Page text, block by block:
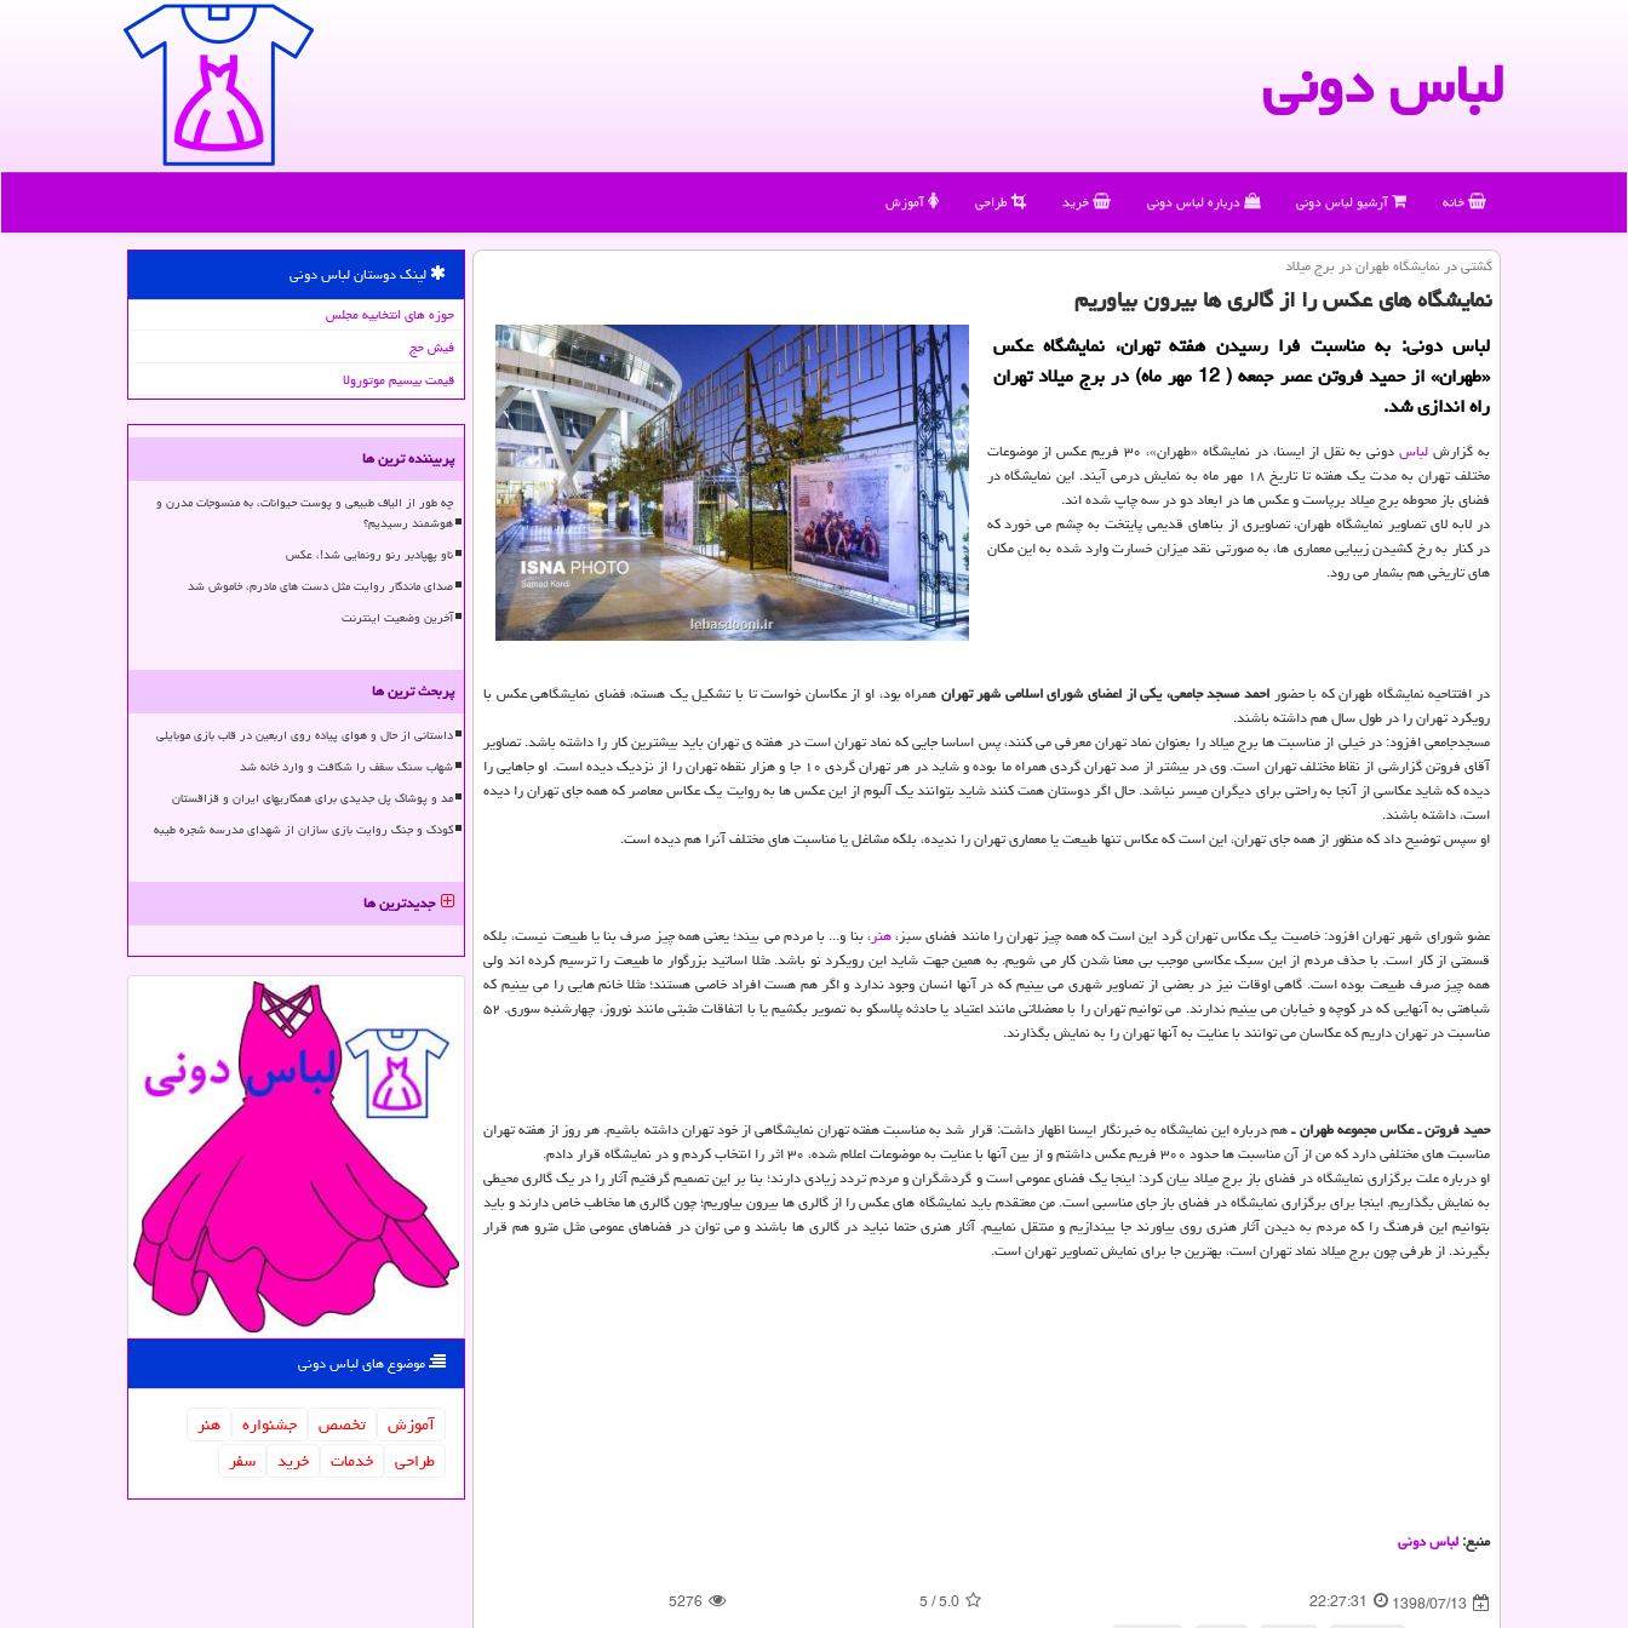
لباس دونی
خانه آرشیو لباس دونی درباره لباس دونی خرید طراحی آموزش
گشتی در نمایشگاه طهران در برج میلاد
نمایشگاه های عكس را از گالری ها بیرون بیاوریم
لباس دونی: به مناسبت فرا رسیدن هفته تهران، نمایشگاه عكس
«طهران» از حمید فروتن عصر جمعه ( 12 مهر ماه) در برج میلاد تهران
راه اندازی شد.
به گزارشلباس
دونی به نقل از ایسنا، در نمایشگاه «طهران»، ۳۰ فریم عكس از موضوعات
مختلف تهران به مدت یك هفته تا تاریخ ۱۸ مهر ماه به نمایش درمی آیند. این نمایشگاه در
فضای باز محوطه برج میلاد برپاست و عكس ها در ابعاد دو در سه چاپ شده اند.
در لابه لای تصاویر نمایشگاه طهران، تصاویری از بناهای قدیمی پایتخت به چشم می خورد كه
در كنار به رخ كشیدن زیبایی معماری ها، به صورتی نقد میزان خسارت وارد شده به این مكان
های تاریخی هم بشمار می رود.
در افتتاحیه نمایشگاه طهران كه با حضوراحمد مسجد جامعی، یكی از اعضای شورای اسلامی شهر تهرانهمراه بود، او از عكاسان خواست تا با تشكیل یك هسته، فضای نمایشگاهی عكس با
رویكرد تهران را در طول سال هم داشته باشند.
مسجدجامعی افزود: در خیلی از مناسبت ها برج میلاد را بعنوان نماد تهران معرفی می كنند، پس اساسا جایی كه نماد تهران است در هفته ی تهران باید بیشترین كار را داشته باشد. تصاویر
آقای فروتن گزارشی از نقاط مختلف تهران است. وی در بیشتر از صد تهران گردی همراه ما بوده و شاید در هر تهران گردی ۱۰ جا و هزار نقطه تهران را از نزدیك دیده است. او جاهایی را
دیده كه شاید عكاسی از آنجا به راحتی برای دیگران میسر نباشد. حال اگر دوستان همت كنند شاید بتوانند یك آلبوم از این عكس ها به روایت یك عكاس معاصر كه همه جای تهران را دیده
است، داشته باشند.
او سپس توضیح داد كه منظور از همه جای تهران، این است كه عكاس تنها طبیعت یا معماری تهران را ندیده، بلكه مشاغل یا مناسبت های مختلف آنرا هم دیده است.
عضو شورای شهر تهران افزود: خاصیت یك عكاس تهران گرد این است كه همه چیز تهران را مانند فضای سبز،هنر، بنا و... با مردم می بیند؛ یعنی همه چیز صرف بنا یا طبیعت نیست، بلكه
قسمتی از كار است. با حذف مردم از این سبك عكاسی موجب بی معنا شدن كار می شویم. به همین جهت شاید این رویكرد نو باشد. مثلا اساتید بزرگوار ما طبیعت را ترسیم كرده اند ولی
همه چیز صرف طبیعت بوده است. گاهی اوقات نیز در بعضی از تصاویر شهری می بینیم كه در آنها انسان وجود ندارد و اگر هم هست افراد خاصی هستند؛ مثلا خانم هایی را می بینیم كه
شباهتی به آنهایی كه در كوچه و خیابان می بینیم ندارند. می توانیم تهران را با معضلاتی مانند اعتیاد یا حادثه پلاسكو به تصویر بكشیم یا با اتفاقات مثبتی مانند نوروز، چهارشنبه سوری. ۵۲
مناسبت در تهران داریم كه عكاسان می توانند با عنایت به آنها تهران را به نمایش بگذارند.
حمید فروتن ـ عكاس مجموعه طهران ـهم درباره این نمایشگاه به خبرنگار ایسنا اظهار داشت: قرار شد به مناسبت هفته تهران نمایشگاهی از خود تهران داشته باشیم. هر روز از هفته تهران
مناسبت های مختلفی دارد كه من از آن مناسبت ها حدود ۳۰۰ فریم عكس داشتم و از بین آنها با عنایت به موضوعات اعلام شده، ۳۰ اثر را انتخاب كردم و در نمایشگاه قرار دادم.
او درباره علت برگزاری نمایشگاه در فضای باز برج میلاد بیان كرد: اینجا یك فضای عمومی است و گردشگران و مردم تردد زیادی دارند؛ بنا بر این تصمیم گرفتیم آثار را در یك گالری محیطی
به نمایش بگذاریم. اینجا برای برگزاری نمایشگاه در فضای باز جای مناسبی است. من معتقدم باید نمایشگاه های عكس را از گالری ها بیرون بیاوریم؛ چون گالری ها مخاطب خاص دارند و باید
بتوانیم این فرهنگ را كه مردم به دیدن آثار هنری روی بیاورند جا بیندازیم و منتقل نماییم. آثار هنری حتما نباید در گالری ها باشند و می توان در فضاهای عمومی مثل مترو هم قرار
بگیرند. از طرفی چون برج میلاد نماد تهران است، بهترین جا برای نمایش تصاویر تهران است.
منبع:لباس دونی
1398/07/13
22:27:31
5.0
/
5
5276
لینک دوستان لباس دونی
حوزه های انتخابیه مجلس
فیش حج
قیمت بیسیم موتورولا
پربیننده ترین ها
چه طور از الیاف طبیعی و پوست حیوانات، به منسوجات مدرن و
هوشمند رسیدیم؟
ناو پهپادبر رنو رونمایی شد!، عکس
صدای ماندگار روایت مثل دست های مادرم، خاموش شد
آخرین وضعیت اینترنت
پربحث ترین ها
داستانی از حال و هوای پیاده روی اربعین در قاب بازی موبایلی
شهاب سنگ سقف را شکافت و وارد خانه شد
مد و پوشاک پل جدیدی برای همکاریهای ایران و قزاقستان
کودک و جنگ روایت بازی سازان از شهدای مدرسه شجره طیبه
جدیدترین ها
موضوع های لباس دونی
آموزش تخصص جشنواره
هنر
طراحی
خدمات خرید سفر